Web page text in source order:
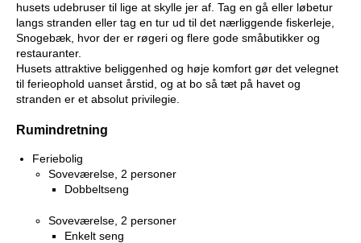
husets udebruser til lige at skylle jer af. Tag en gå eller løbetur
langs stranden eller tag en tur ud til det nærliggende fiskerleje,
Snogebæk, hvor der er røgeri og flere gode småbutikker og
restauranter.
Husets attraktive beliggenhed og høje komfort gør det velegnet
til ferieophold uanset årstid, og at bo så tæt på havet og
stranden er et absolut privilegie.
Rumindretning
Feriebolig
Soveværelse, 2 personer
Dobbeltseng
Soveværelse, 2 personer
Enkelt seng